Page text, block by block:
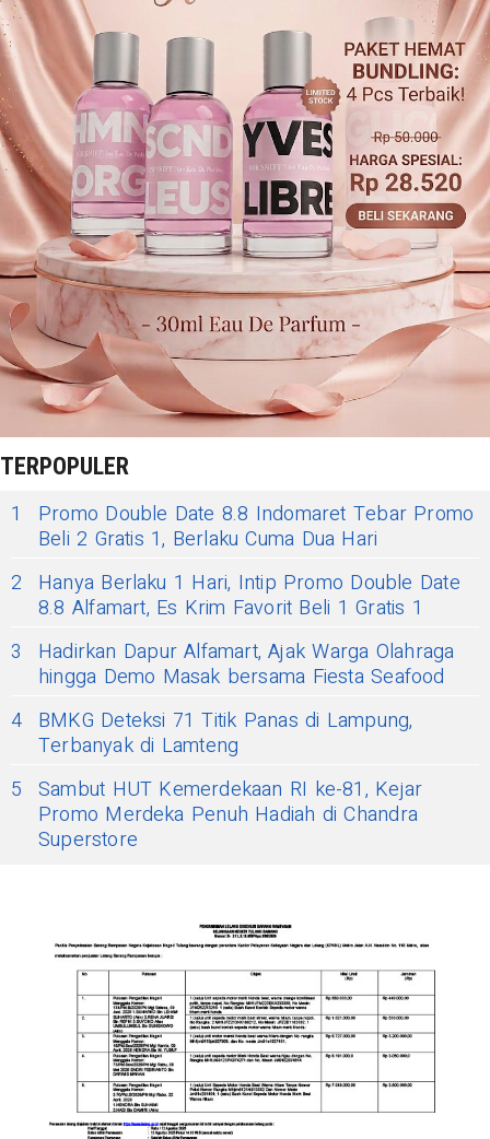
TERPOPULER
1
Promo Double Date 8.8 Indomaret Tebar Promo
Beli 2 Gratis 1, Berlaku Cuma Dua Hari
2
Hanya Berlaku 1 Hari, Intip Promo Double Date
8.8 Alfamart, Es Krim Favorit Beli 1 Gratis 1
3
Hadirkan Dapur Alfamart, Ajak Warga Olahraga
hingga Demo Masak bersama Fiesta Seafood
4 BMKG Deteksi 71 Titik Panas di Lampung,
Terbanyak di Lamteng
5 Sambut HUT Kemerdekaan RI ke-81, Kejar
Promo Merdeka Penuh Hadiah di Chandra
Superstore